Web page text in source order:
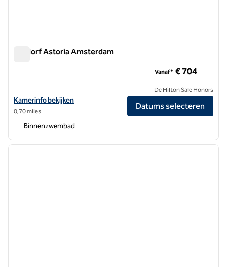
Waldorf Astoria Amsterdam
Bekijk hoteldetails voor Waldorf Astoria Amsterdam
Kamerinfo bekijken
0,70 miles
Vanaf* € 704
De Hilton Sale Honors
Datums selecteren
Binnenzwembad
1 van 7